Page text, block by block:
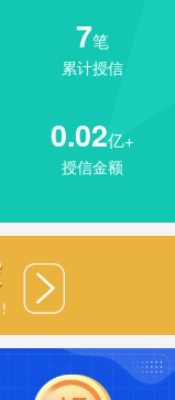
7笔
累计授信
0.02亿+
授信金额